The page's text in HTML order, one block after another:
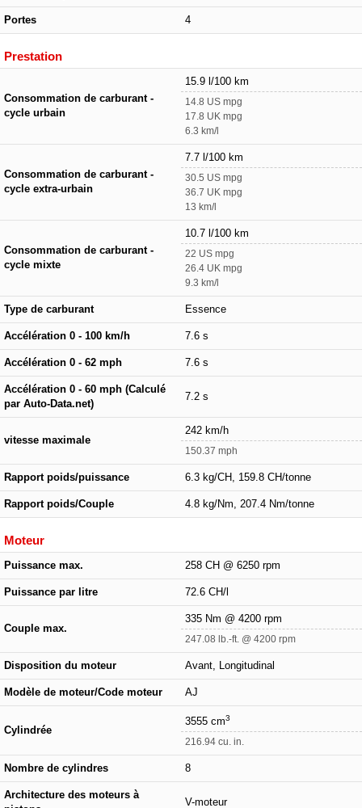
Portes 4
Prestation
Consommation de carburant -
cycle urbain
15.9 l/100 km
14.8 US mpg
17.8 UK mpg
6.3 km/l
Consommation de carburant -
cycle extra-urbain
7.7 l/100 km
30.5 US mpg
36.7 UK mpg
13 km/l
Consommation de carburant -
cycle mixte
10.7 l/100 km
22 US mpg
26.4 UK mpg
9.3 km/l
Type de carburant Essence
Accélération 0 - 100 km/h 7.6 s
Accélération 0 - 62 mph 7.6 s
Accélération 0 - 60 mph (Calculé
par Auto-Data.net)
7.2 s
vitesse maximale
242 km/h
150.37 mph
Rapport poids/puissance 6.3 kg/CH, 159.8 CH/tonne
Rapport poids/Couple 4.8 kg/Nm, 207.4 Nm/tonne
Moteur
Puissance max. 258 CH @ 6250 rpm
Puissance par litre 72.6 CH/l
Couple max.
335 Nm @ 4200 rpm
247.08 lb.-ft. @ 4200 rpm
Disposition du moteur Avant, Longitudinal
Modèle de moteur/Code moteur AJ
Cylindrée
3555 cm3
216.94 cu. in.
Nombre de cylindres 8
Architecture des moteurs à
V-moteur